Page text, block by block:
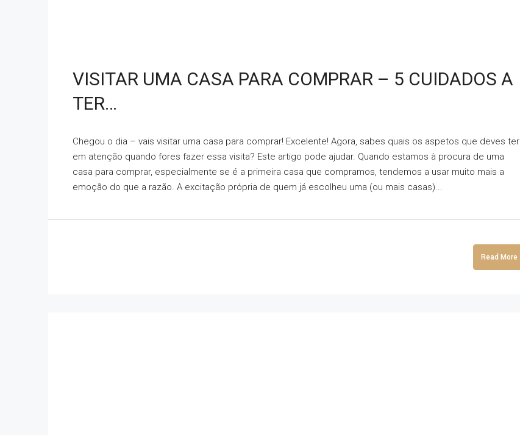
VISITAR UMA CASA PARA COMPRAR – 5 CUIDADOS A
TER…
Chegou o dia – vais visitar uma casa para comprar! Excelente! Agora, sabes quais os aspetos que deves ter
em atenção quando fores fazer essa visita? Este artigo pode ajudar. Quando estamos à procura de uma
casa para comprar, especialmente se é a primeira casa que compramos, tendemos a usar muito mais a
emoção do que a razão. A excitação própria de quem já escolheu uma (ou mais casas)...
Read More